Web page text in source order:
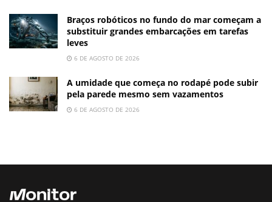
Braços robóticos no fundo do mar começam a
substituir grandes embarcações em tarefas
leves
6 DE AGOSTO DE 2026
A umidade que começa no rodapé pode subir
pela parede mesmo sem vazamentos
6 DE AGOSTO DE 2026